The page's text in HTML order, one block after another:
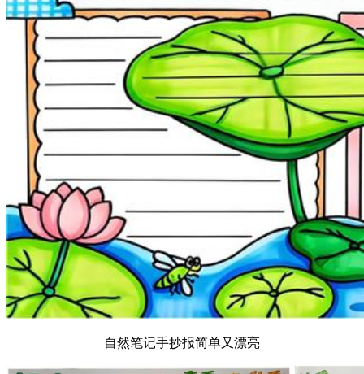
自然笔记手抄报简单又漂亮